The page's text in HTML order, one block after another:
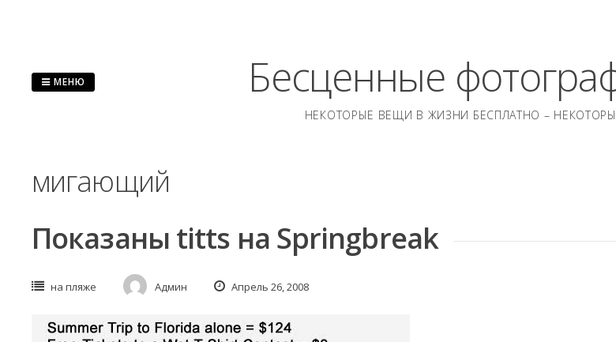
Бесценные
НЕКОТОРЫЕ ВЕЩИ В ЖИЗНИ БЕСПЛАТНО –
МЕНЮ
мигающий
Показаны titts на Springbreak
на пляже Админ Апрель 26, 2008